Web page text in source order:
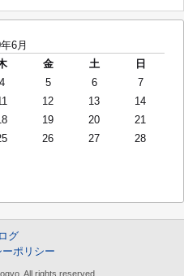
6月
金 土
日
4 5 6
7
12 13
14
19 20
21
26 27
28
グ
ポリシー
All rights reserved.